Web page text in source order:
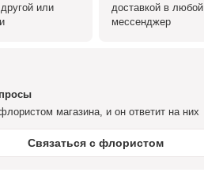
или
доставкой в любой
мессенджер
магазина, и он ответит на них
Связаться с флористом